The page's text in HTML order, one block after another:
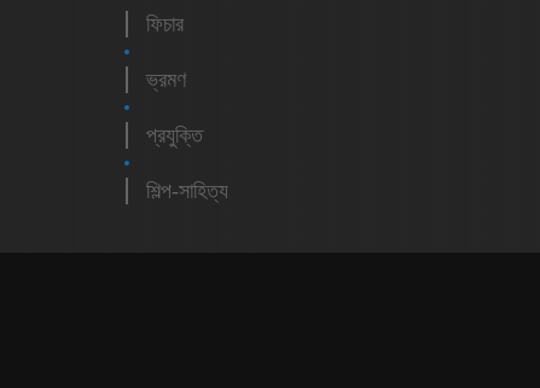
ফিচার
ভ্রমণ
প্রযুক্তি
শিল্প-সাহিত্য